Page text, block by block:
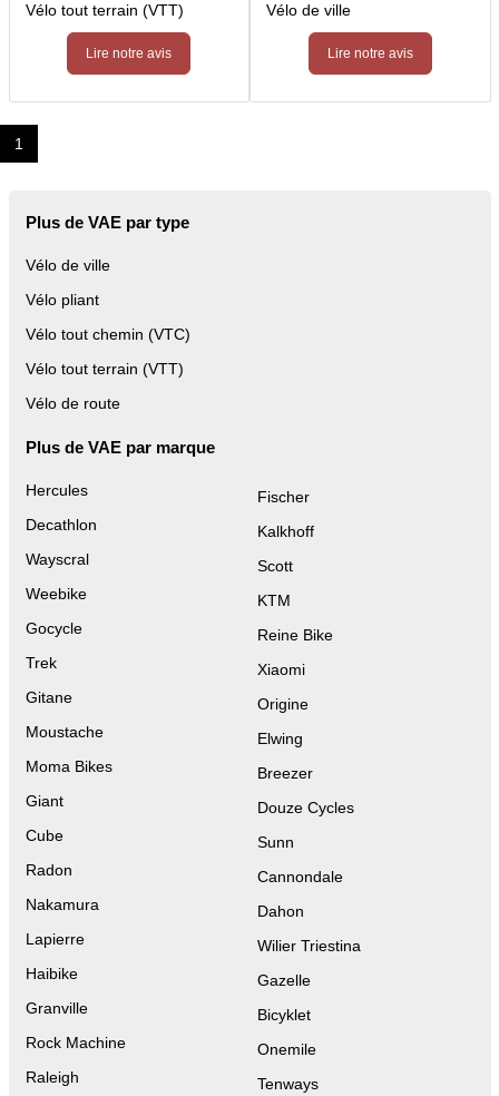
Vélo tout terrain (VTT)
Lire notre avis
Vélo de ville
Lire notre avis
1
Plus de VAE par type
Vélo de ville
Vélo pliant
Vélo tout chemin (VTC)
Vélo tout terrain (VTT)
Vélo de route
Plus de VAE par marque
Hercules
Decathlon
Wayscral
Weebike
Gocycle
Trek
Gitane
Moustache
Moma Bikes
Giant
Cube
Radon
Nakamura
Lapierre
Haibike
Granville
Rock Machine
Raleigh
Fischer
Kalkhoff
Scott
KTM
Reine Bike
Xiaomi
Origine
Elwing
Breezer
Douze Cycles
Sunn
Cannondale
Dahon
Wilier Triestina
Gazelle
Bicyklet
Onemile
Tenways